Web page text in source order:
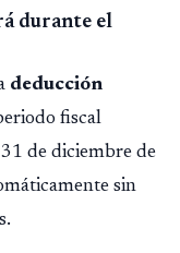
de servicio sin
durante el
deducción
fiscal
de diciembre de
sin